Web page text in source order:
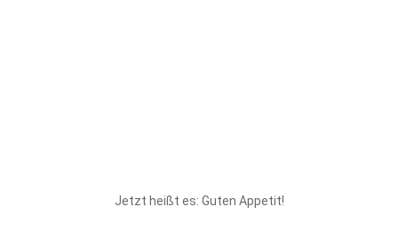
Jetzt heißt es: Guten Appetit!